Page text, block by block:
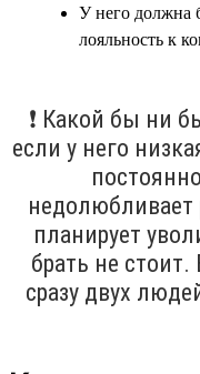
У него должна
лояльность к
❗ Какой бы ни
если у него
недолюбливает
планирует
брать не стоит.
сразу двух